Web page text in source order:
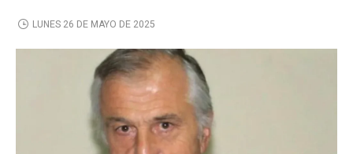
LUNES 26 DE MAYO DE 2025